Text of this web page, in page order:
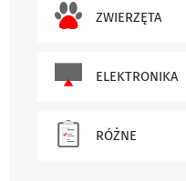
ZWIERZĘTA
ELEKTRONIKA
RÓŻNE